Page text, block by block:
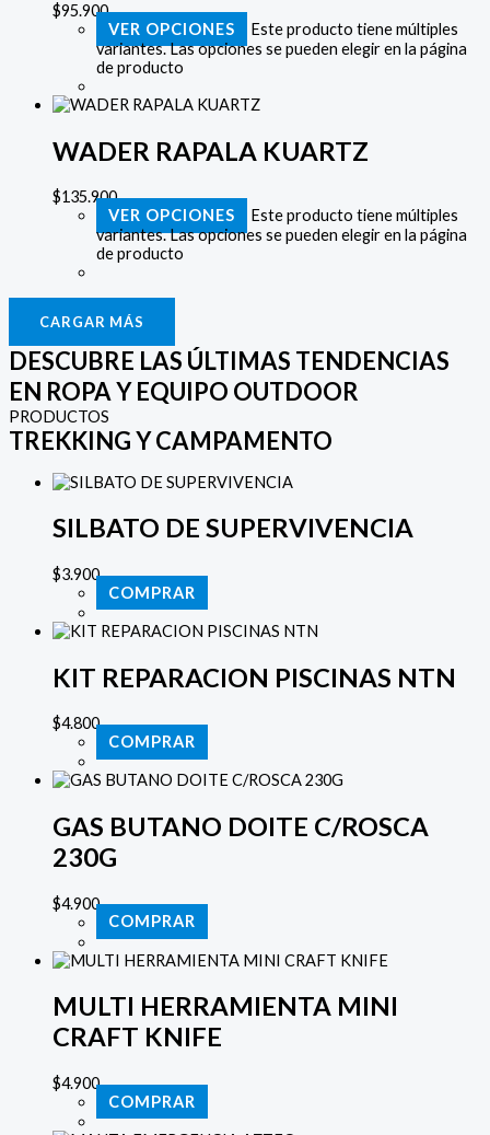
$95.900
VER OPCIONES
Este producto tiene múltiples
variantes. Las opciones se pueden elegir en la página
de producto
WADER RAPALA KUARTZ
$135.900
VER OPCIONES
Este producto tiene múltiples
variantes. Las opciones se pueden elegir en la página
de producto
CARGAR MÁS
DESCUBRE LAS ÚLTIMAS TENDENCIAS
EN ROPA Y EQUIPO OUTDOOR
PRODUCTOS
TREKKING Y CAMPAMENTO
SILBATO DE SUPERVIVENCIA
$3.900
COMPRAR
KIT REPARACION PISCINAS NTN
$4.800
COMPRAR
GAS BUTANO DOITE C/ROSCA
230G
$4.900
COMPRAR
MULTI HERRAMIENTA MINI
CRAFT KNIFE
$4.900
COMPRAR